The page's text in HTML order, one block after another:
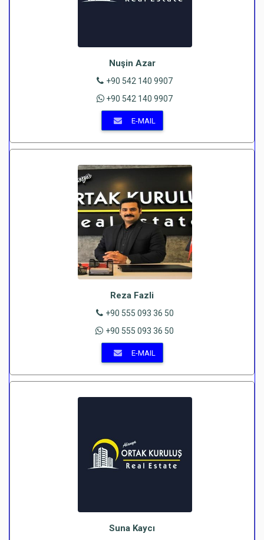
Nuşin Azar
+90 542 140 9907
+90 542 140 9907
E-MAIL
Reza Fazli
+90 555 093 36 50
+90 555 093 36 50
E-MAIL
Suna Kaycı